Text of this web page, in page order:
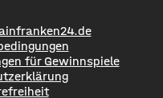
für Gewinnspiele